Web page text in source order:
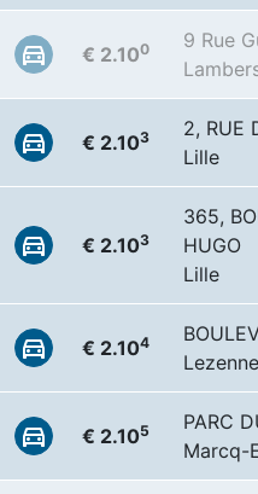
€ 2.100
9 Rue
€ 2.103
2, RUE
Lille
€ 2.103
365,
HUGO
Lille
€ 2.104
€ 2.105
PARC
Marcq-